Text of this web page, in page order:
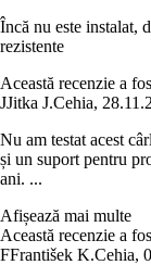
Încă nu este instalat,
rezistente
Această recenzie a
JJitka J.Cehia,
Nu am testat acest
și un suport pentru
ani. ...
Afișează mai multe
Această recenzie a
FFrantišek K.Cehia,